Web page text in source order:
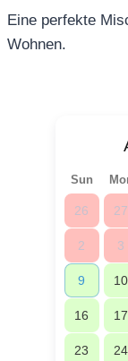
Eine perfekte
Wohnen.
Sun
26 27
2 3
9 10
16 17
23 24